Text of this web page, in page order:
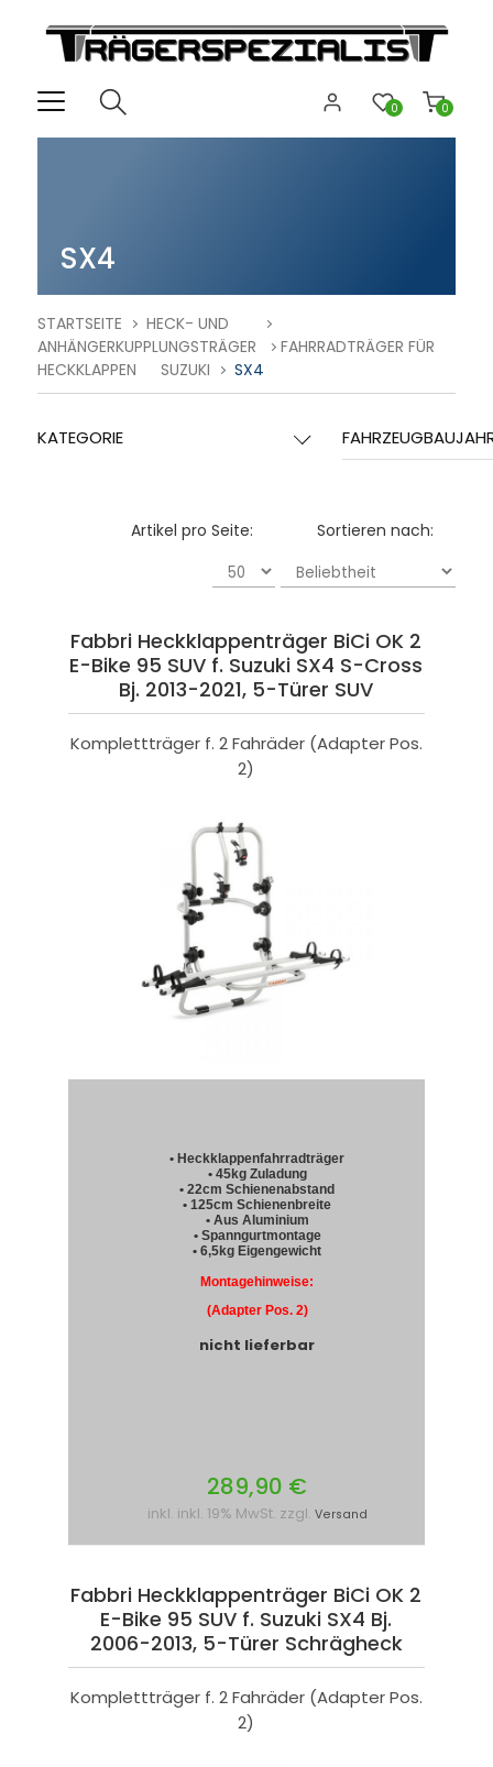
0
0
SX4
STARTSEITE
HECK- UND
ANHÄNGERKUPPLUNGSTRÄGER
FAHRRADTRÄGER FÜR
HECKKLAPPEN
SUZUKI SX4
KATEGORIE
Sortieren nach:
Artikel pro Seite:
Fabbri Heckklappenträger BiCi OK 2
E-Bike 95 SUV f. Suzuki SX4 S-Cross
Bj. 2013-2021, 5-Türer SUV
Komplettträger f. 2 Fahräder (Adapter Pos.
2)
• Heckklappenfahrradträger
• 45kg Zuladung
• 22cm Schienenabstand
• 125cm Schienenbreite
• Aus Aluminium
• Spanngurtmontage
• 6,5kg Eigengewicht
Montagehinweise:
(Adapter Pos. 2)
nicht lieferbar
289,90 €
inkl. inkl. 19% MwSt. zzgl. Versand
Fabbri Heckklappenträger BiCi OK 2
E-Bike 95 SUV f. Suzuki SX4 Bj.
2006-2013, 5-Türer Schrägheck
Komplettträger f. 2 Fahräder (Adapter Pos.
2)